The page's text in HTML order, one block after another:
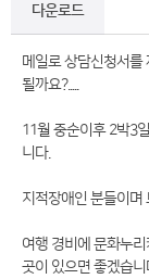
다운로드
메일로 상담신청서를
될까요?.....
11월 중순이후 2박3
니다.
지적장애인 분들이며
여행 경비에 문화누
곳이 있으면 좋겠습니